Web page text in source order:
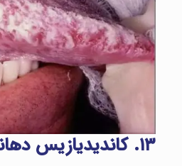
۱۳.کاندیدیازیس